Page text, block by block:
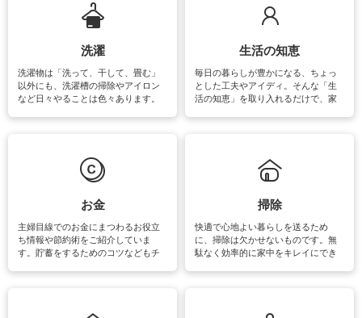
洗濯
洗濯物は「洗って、干して、畳む」
以外にも、洗濯槽の掃除やアイロン
など日々やることは色々あります。
マットなどの大きな洗濯物も、正し
い洗い方をすれば自宅で洗うことが
報やお悩み解消のための情報をご紹
生活の知恵
毎日の暮らしが豊かになる、ちょっ
とした工夫やアイディ。そんな「生
活の知恵」を取り入れるだけで、家
お金
主婦目線でのお金にまつわるお役立
ち情報や節約術をご紹介していま
す。貯蓄をするためのコツなどもチ
掃除
快適で心地よい暮らしを送るため
に、掃除は欠かせないものです。無
駄なく効率的に家中をキレイにでき